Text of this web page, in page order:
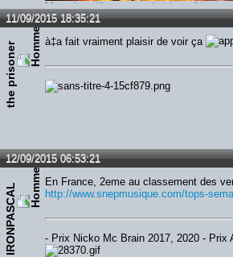
Lien :http://heavymetalreviews.fr/
11/09/2015 18:35:21
the prisoner à‡a fait vraiment plaisir de voir ça
12/09/2015 06:53:21
IRONPASCAL
En France, 2eme au classement des
http://www.snepmusique.com/tops-
- Prix Nicko Mc Brain 2017, 2020 - Prix